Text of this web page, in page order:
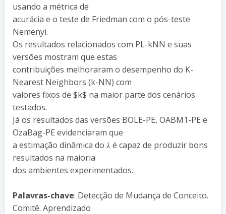
usando a métrica de
acurácia e o teste de Friedman com o pós-teste
Nemenyi.
Os resultados relacionados com PL-kNN e suas
versões mostram que estas
contribuições melhoraram o desempenho do K-
Nearest Neighbors (k-NN) com
valores fixos de $k$ na maior parte dos cenários
testados.
Já os resultados das versões BOLE-PE, OABM1-PE e
OzaBag-PE evidenciaram que
a estimação dinâmica do 𝜆 é capaz de produzir bons
resultados na maioria
dos ambientes experimentados.
Palavras-chave: Detecção de Mudança de Conceito.
Comitê. Aprendizado